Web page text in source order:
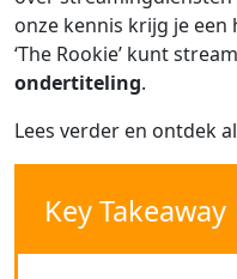
onze kennis krijg je
‘The Rookie’ kunt
ondertiteling.
Lees verder en ontdek
Key Takeaway